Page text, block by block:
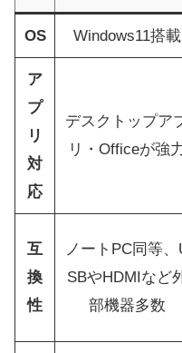
OS Windows11搭載
ア
プ
リ
対
応
デスクトップア
リ・Officeが強
互
換
性
ノートPC同等、
SBやHDMIなど
部機器多数